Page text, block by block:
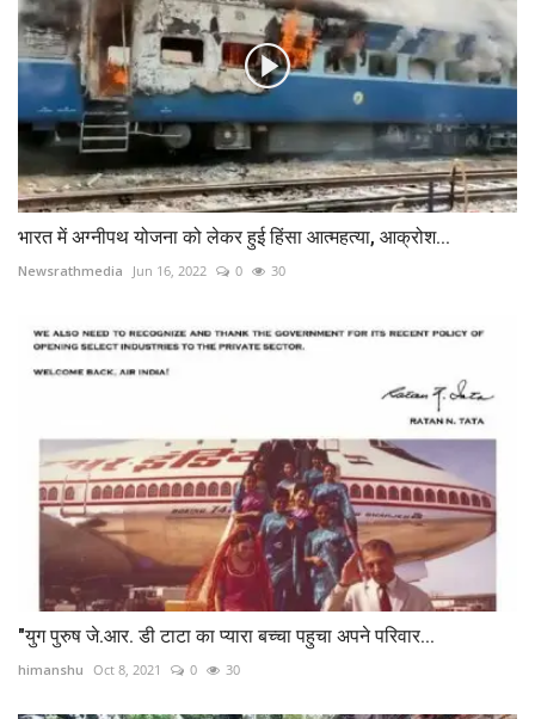
भारत में अग्नीपथ योजना को लेकर हुई हिंसा आत्महत्या, आक्रोश...
Newsrathmedia Jun 16, 2022 0 30
"युग पुरुष जे.आर. डी टाटा का प्यारा बच्चा पहुचा अपने परिवार...
himanshu Oct 8, 2021 0 30